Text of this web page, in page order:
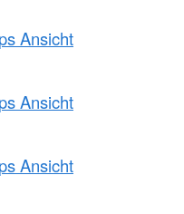
Ansicht
Ansicht
Ansicht